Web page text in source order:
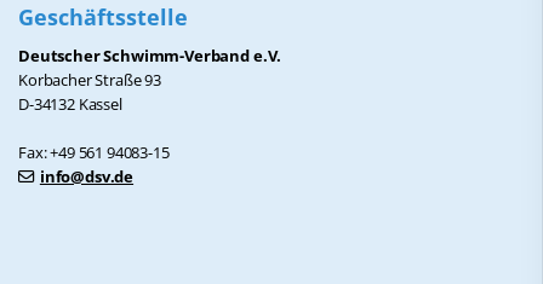
Geschäftsstelle
Deutscher Schwimm-Verband e.V.
Korbacher Straße 93
D-34132 Kassel
Fax: +49 561 94083-15
info@dsv.de